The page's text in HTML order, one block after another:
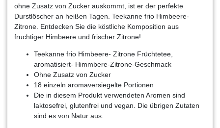
ohne Zusatz von Zucker auskommt, ist er der perfekte
Durstlöscher an heißen Tagen. Teekanne frio Himbeere-
Zitrone. Entdecken Sie die köstliche Komposition aus
fruchtiger Himbeere und frischer Zitrone!
Teekanne frio Himbeere- Zitrone Früchtetee,
aromatisiert- Himmbere-Zitrone-Geschmack
Ohne Zusatz von Zucker
18 einzeln aromaversiegelte Portionen
Die in diesem Produkt verwendeten Aromen sind
laktosefrei, glutenfrei und vegan. Die übrigen Zutaten
sind es von Natur aus.